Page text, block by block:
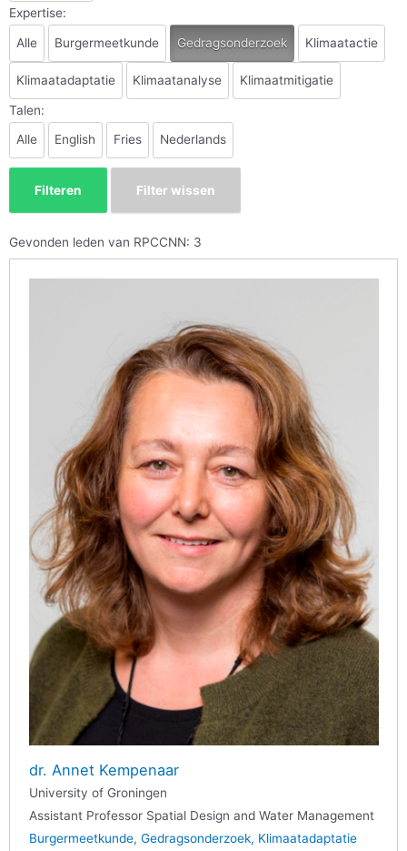
Expertise:
Alle Burgermeetkunde Gedragsonderzoek Klimaatactie
Klimaatadaptatie Klimaatanalyse Klimaatmitigatie
Talen:
Alle English Fries Nederlands
Gevonden leden van RPCCNN: 3
dr. Annet Kempenaar
University of Groningen
Assistant Professor Spatial Design and Water Management
Burgermeetkunde Gedragsonderzoek Klimaatadaptatie